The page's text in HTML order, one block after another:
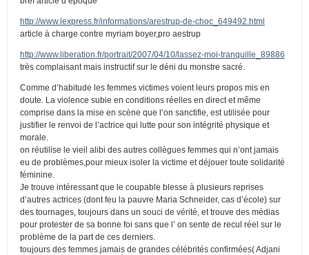
http://www.lexpress.fr/informations/arestrup-de-choc_649492.html
article à charge contre myriam boyer,pro aestrup
http://www.liberation.fr/portrait/2007/04/10/lassez-moi-tranquille_89886
très complaisant mais instructif sur le déni du monstre sacré.
Comme d’habitude les femmes victimes voient leurs propos mis en
doute. La violence subie en conditions réelles en direct et même
comprise dans la mise en scène que l’on sanctifie, est utilisée pour
justifier le renvoi de l’actrice qui lutte pour son intégrité physique et
morale.
on réutilise le vieil alibi des autres collègues femmes qui n’ont jamais
eu de problèmes,pour mieux isoler la victime et déjouer toute solidarité
féminine.
Je trouve intéressant que le coupable blesse à plusieurs reprises
d’autres actrices (dont feu la pauvre Maria Schneider, cas d’école) sur
des tournages, toujours dans un souci de vérité, et trouve des médias
pour protester de sa bonne foi sans que l’ on sente de recul réel sur le
problème de la part de ces derniers.
toujours des femmes.jamais de grandes célébrités confirmées( Adjani